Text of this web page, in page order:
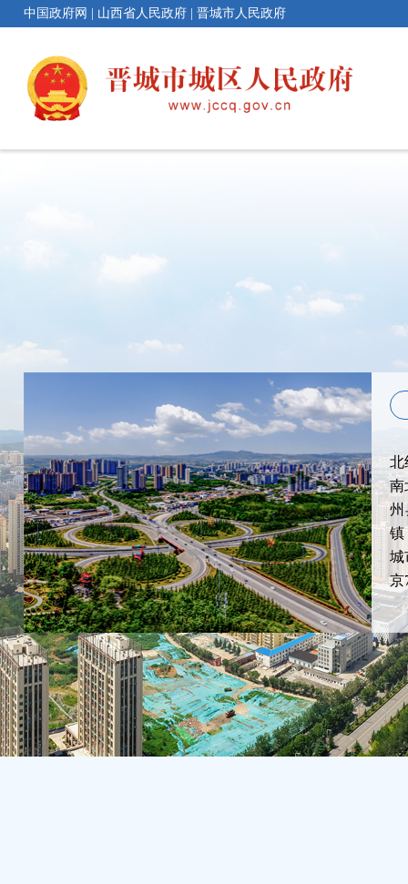
中国政府网 山西省人民政府 晋城市人民政府
北
南
州
镇
城
京